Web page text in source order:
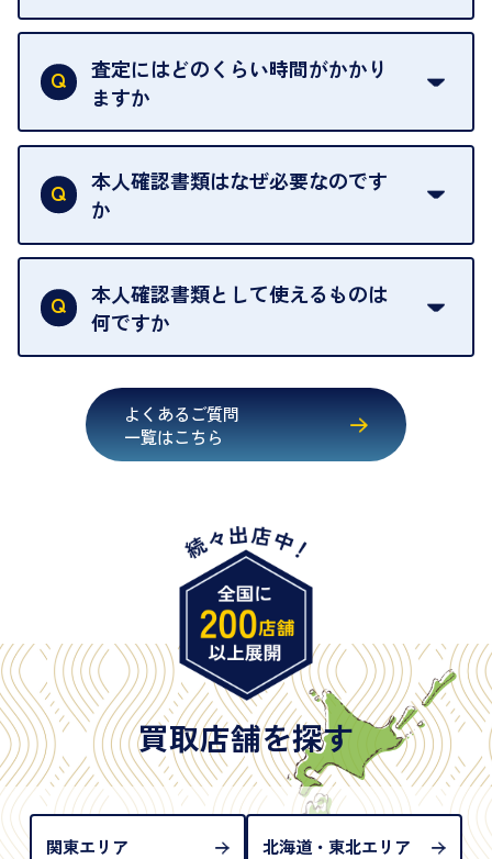
可能な限り、迅速に対応させていただきます。
グオフが可能です。
契約破棄という形で、お品物をお戻しすることがで
きます。
売却当日を含む8日間のうちに、お気軽にお申し出
出張買取のお品物は、8日間保管しております。
一切いただいておりません。査定金額にご納得いた
だけない場合は、その場でお断りいただいても問題
ございません。お気軽にご相談ください。
査定にはどのくらい時間がかかり
ますか
お品物の内容や点数によって異なりますが、店頭買
取の場合は1点あたり数分程度が目安です。大量の
お品物の場合は、お時間をいただくことがございま
本人確認書類はなぜ必要なのです
か
買取店は古物営業法により、お客様のご本人確認を
行うことが義務付けられています。安心してお取引
いただくためにも、ご協力をお願いいたします。
本人確認書類として使えるものは
何ですか
・健康保険証確認書
・マイナンバーカード
・在留カード
・旧パスポート
※原則として「公的機関が発行し、氏名、住所、生
年月日が記載されているもの
※日本国政府発行のもの
※2020年2月4日以降に申請された新型パスポートに
は「所持人記入欄（住所記載欄）」が存在しないた
め、単体では古物営業法上の本人確認書類として認
められない（住所確認ができないため）。補助書類
が必要となります
よくあるご質問
一覧はこちら
買取店舗を探す
関東エリア 北海道・東北エリア